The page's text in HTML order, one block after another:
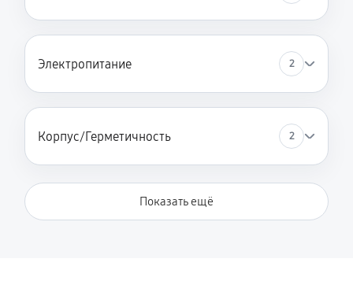
Электропитание 2
Корпус/Герметичность 2
Показать ещё